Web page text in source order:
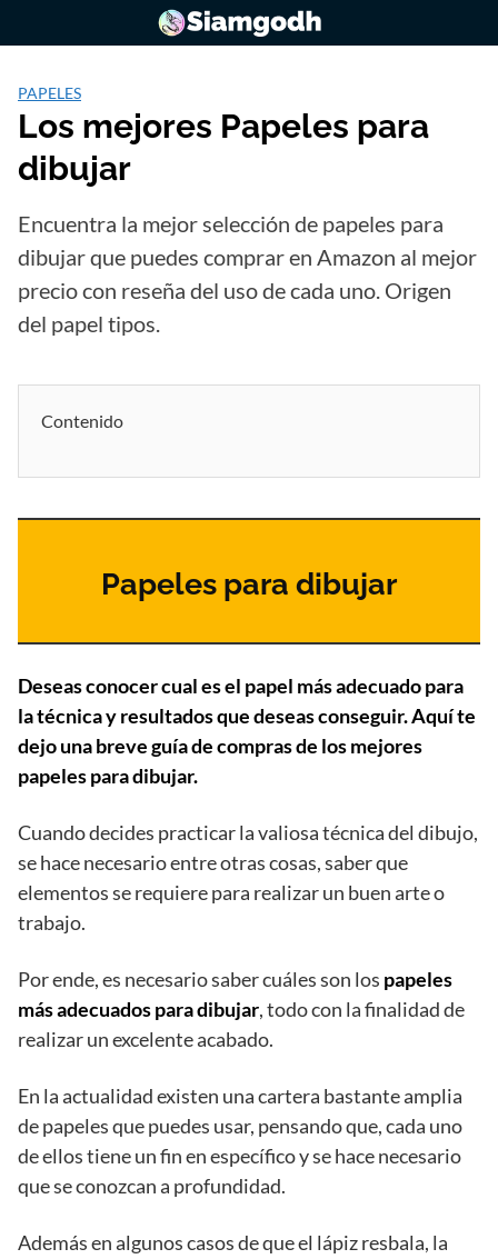
PAPELES
Los mejores Papeles para
dibujar
Encuentra la mejor selección de papeles para
dibujar que puedes comprar en Amazon al mejor
precio con reseña del uso de cada uno. Origen
del papel tipos.
Contenido
Papeles para dibujar
Deseas conocer cual es el papel más adecuado para
la técnica y resultados que deseas conseguir. Aquí te
dejo una breve guía de compras de los mejores
papeles para dibujar.
Cuando decides practicar la valiosa técnica del dibujo,
se hace necesario entre otras cosas, saber que
elementos se requiere para realizar un buen arte o
trabajo.
Por ende, es necesario saber cuáles son los papeles
más adecuados para dibujar, todo con la finalidad de
realizar un excelente acabado.
En la actualidad existen una cartera bastante amplia
de papeles que puedes usar, pensando que, cada uno
de ellos tiene un fin en específico y se hace necesario
que se conozcan a profundidad.
Además en algunos casos de que el lápiz resbala, la